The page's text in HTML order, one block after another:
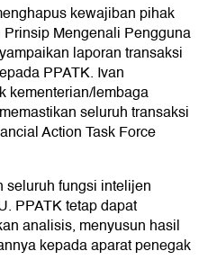
kewajiban pihak
Mengenali Pengguna
laporan transaksi
PPATK. Ivan
kementerian/lembaga
seluruh transaksi
Action Task Force
seluruh fungsi intelijen
PPATK tetap dapat
analisis, menyusun hasil
kepada aparat penegak